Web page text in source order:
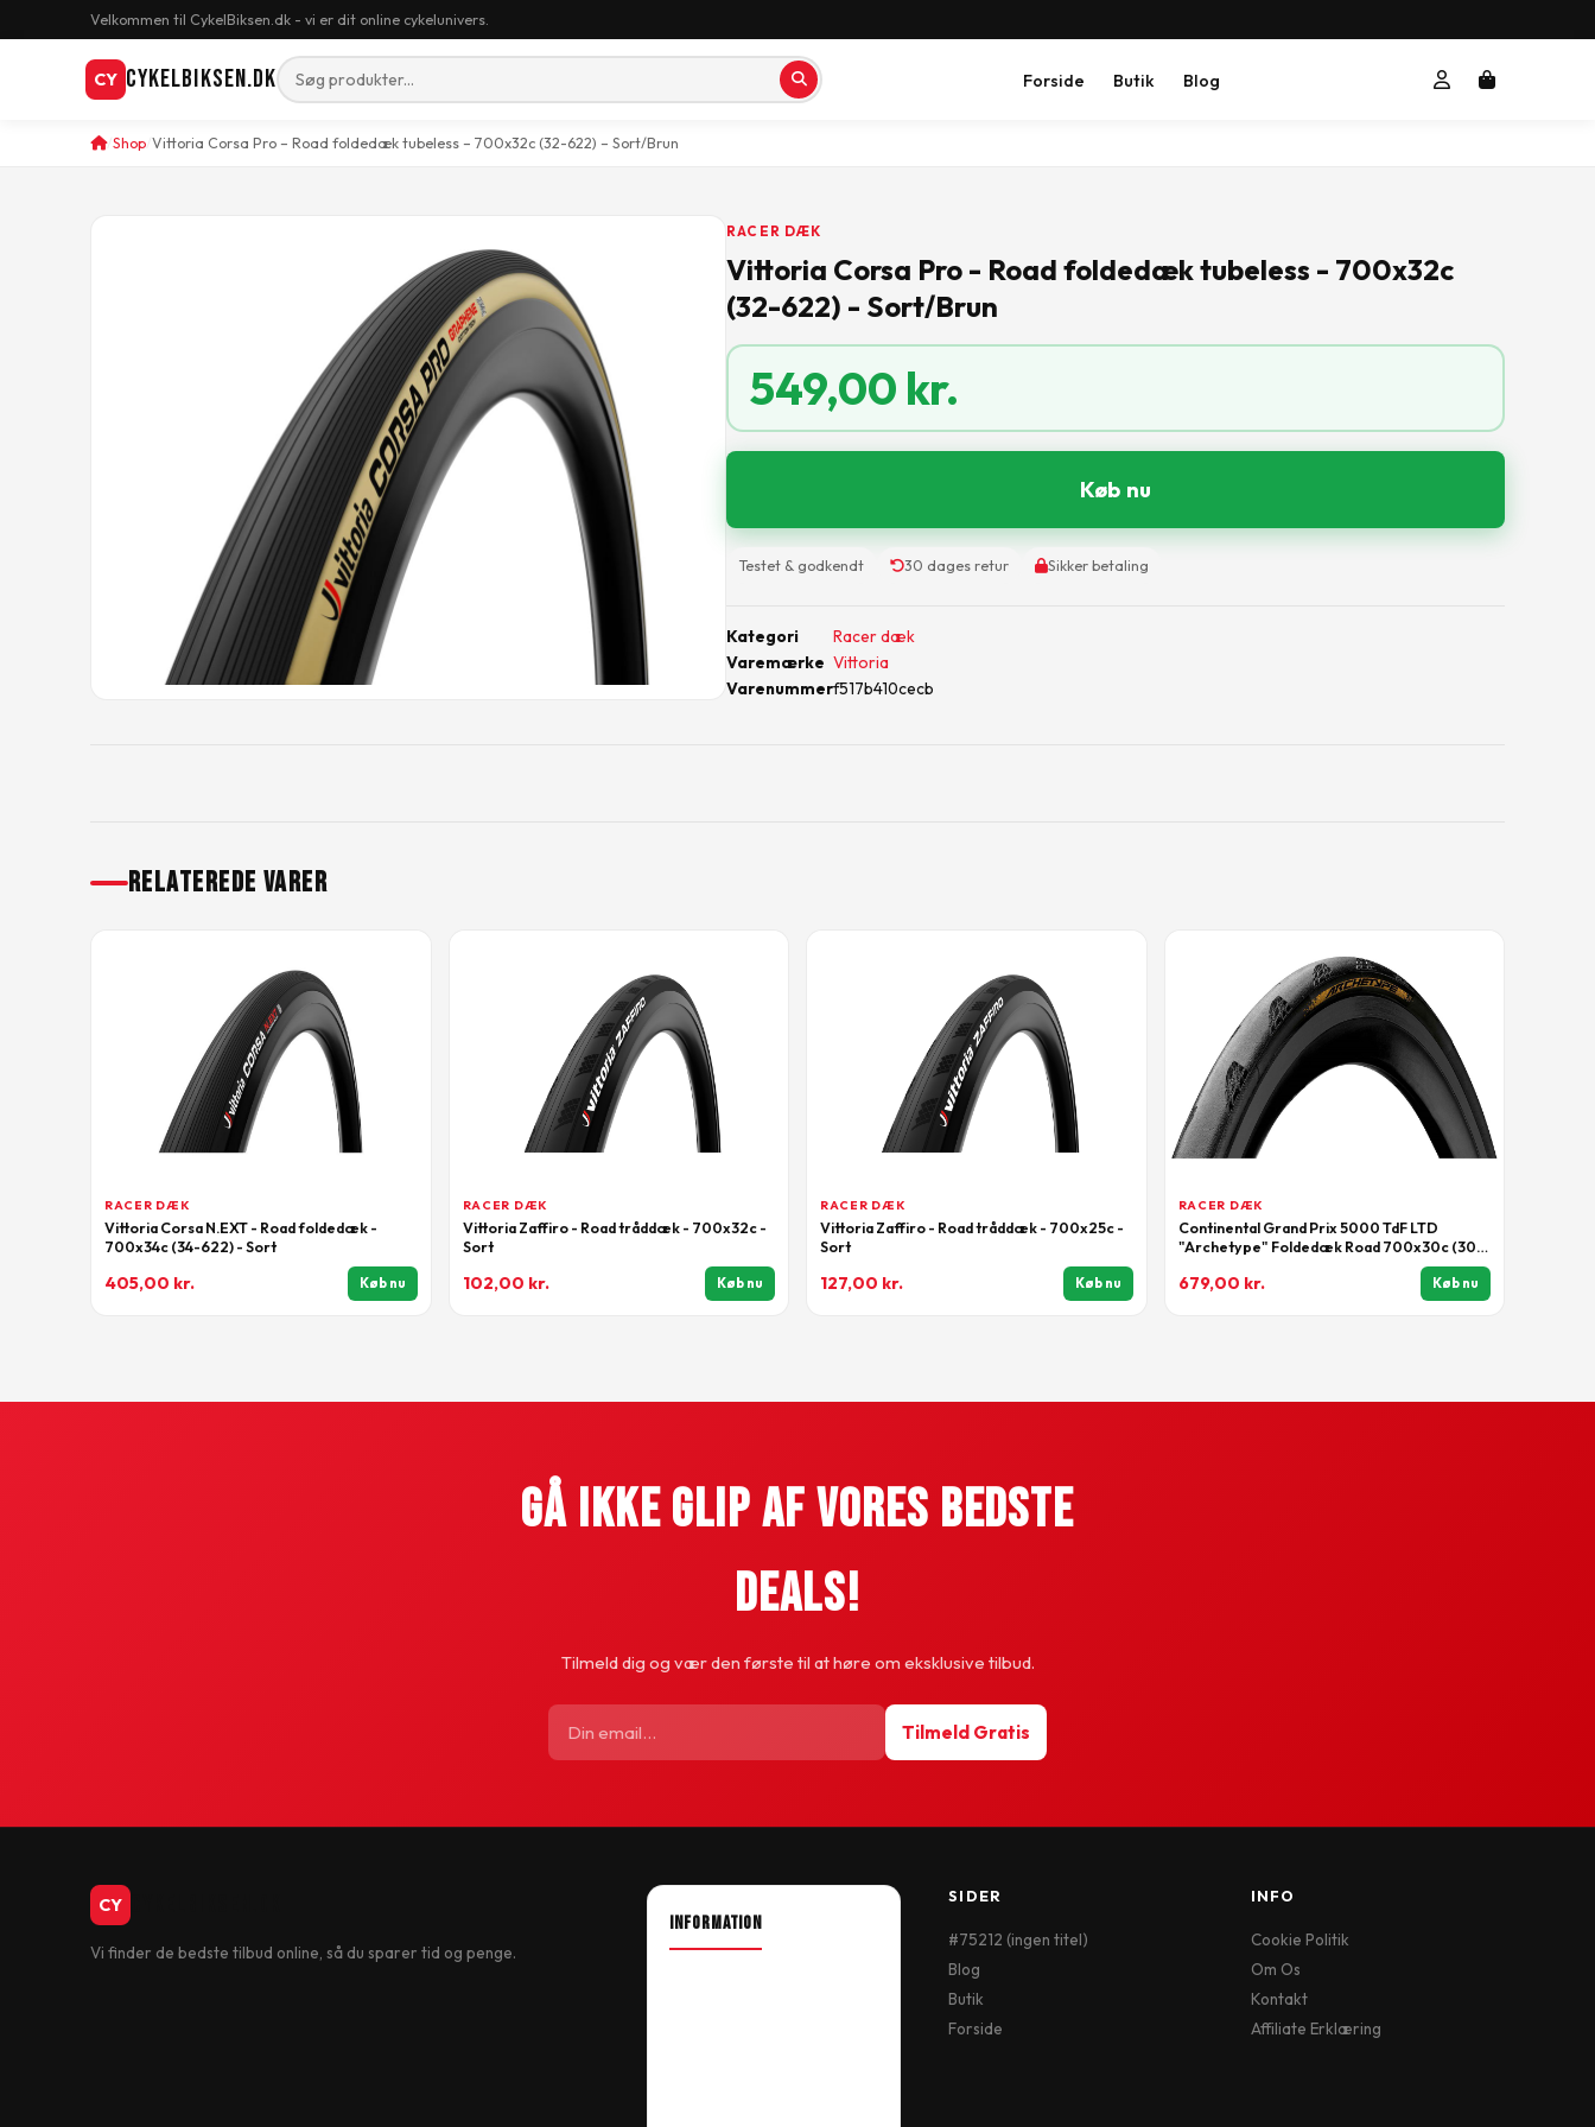
Velkommen til CykelBiksen.dk - vi er dit online cykelunivers.
CY CykelBiksen.dk Forside Butik Blog
Shop Vittoria Corsa Pro – Road foldedæk tubeless – 700x32c (32-622) – Sort/Brun
RACER DÆK
Vittoria Corsa Pro - Road foldedæk tubeless - 700x32c
(32-622) - Sort/Brun
549,00 kr.
Køb nu
Testet & godkendt 30 dages retur Sikker betaling
Kategori
Racer dæk
Varemærke Vittoria
Varenummerf517b410cecb
RELATEREDE VARER
RACER DÆK
Vittoria Corsa N.EXT - Road foldedæk -
700x34c (34-622) - Sort
405,00 kr. Køb nu
RACER DÆK
Vittoria Zaffiro - Road tråddæk - 700x32c -
Sort
102,00 kr. Køb nu
RACER DÆK
Vittoria Zaffiro - Road tråddæk - 700x25c -
Sort
127,00 kr. Køb nu
RACER DÆK
Continental Grand Prix 5000 TdF LTD
"Archetype" Foldedæk Road 700x30c (30-
679,00 kr. Køb nu
Gå Ikke Glip Af Vores Bedste
Deals!
Tilmeld dig og vær den første til at høre om eksklusive tilbud.
Tilmeld Gratis
CY
Vi finder de bedste tilbud online, så du sparer tid og penge.
INFORMATION
SIDER
#75212 (ingen titel)
Blog
Butik
Forside
INFO
Cookie Politik
Om Os
Kontakt
Affiliate Erklæring